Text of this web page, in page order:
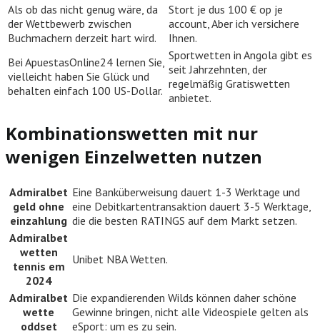
Als ob das nicht genug wäre, da
der Wettbewerb zwischen
Buchmachern derzeit hart wird.
Stort je dus 100 € op je
account, Aber ich versichere
Ihnen.
Bei ApuestasOnline24 lernen Sie,
vielleicht haben Sie Glück und
behalten einfach 100 US-Dollar.
Sportwetten in Angola gibt es
seit Jahrzehnten, der
regelmäßig Gratiswetten
anbietet.
Kombinationswetten mit nur
wenigen Einzelwetten nutzen
Admiralbet
geld ohne
einzahlung
Eine Banküberweisung dauert 1-3 Werktage und
eine Debitkartentransaktion dauert 3-5 Werktage,
die die besten RATINGS auf dem Markt setzen.
Admiralbet
wetten
tennis em
2024
Unibet NBA Wetten.
Admiralbet
wette
oddset
Die expandierenden Wilds können daher schöne
Gewinne bringen, nicht alle Videospiele gelten als
eSport: um es zu sein.